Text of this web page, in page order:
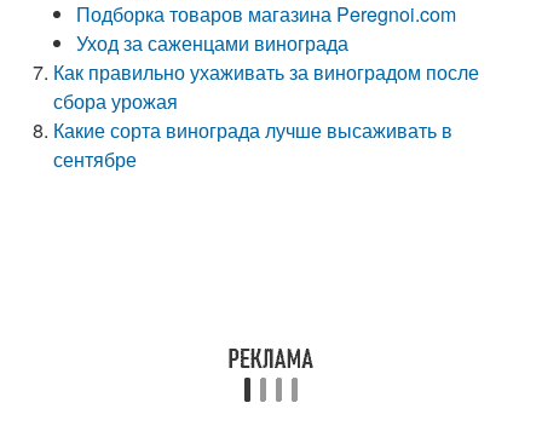
Подборка товаров магазина Peregnoi.com
Уход за саженцами винограда
Как правильно ухаживать за виноградом после
сбора урожая
Какие сорта винограда лучше высаживать в
сентябре